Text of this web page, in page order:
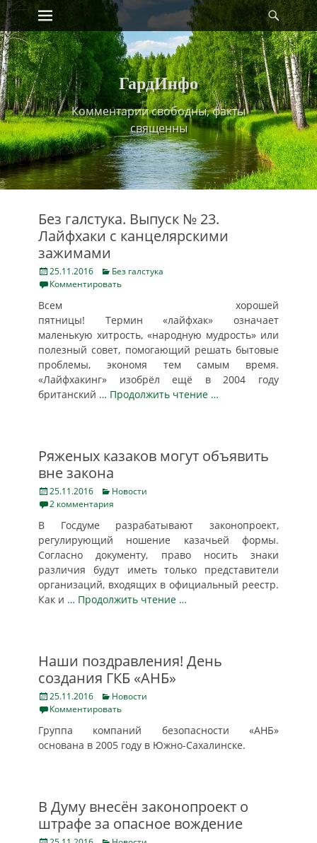
Skip
to
content
Primary Menu
ГардИнфо
Комментарии свободны, факты
священны
Без галстука. Выпуск № 23.
Лайфхаки с канцелярскими
зажимами
Posted
on
25.11.2016 Categories
Без галстука
Комментировать
Всем хорошей
пятницы! Термин «лайфхак» означает
маленькую хитрость, «народную мудрость» или
полезный совет, помогающий решать бытовые
проблемы, экономя тем самым время.
«Лайфхакинг» изобрёл ещё в 2004 году
британский … Продолжить чтение …
Ряженых казаков могут объявить
вне закона
Posted
on
25.11.2016 Categories
Новости
2 комментария
В Госдуме разрабатывают законопроект,
регулирующий ношение казачьей формы.
Согласно документу, право носить знаки
различия будут иметь только представители
организаций, входящих в официальный реестр.
Как и … Продолжить чтение …
Наши поздравления! День
создания ГКБ «АНБ»
Posted
on
25.11.2016 Categories
Новости
Комментировать
Группа компаний безопасности «АНБ»
основана в 2005 году в Южно-Сахалинске.
В Думу внесён законопроект о
штрафе за опасное вождение